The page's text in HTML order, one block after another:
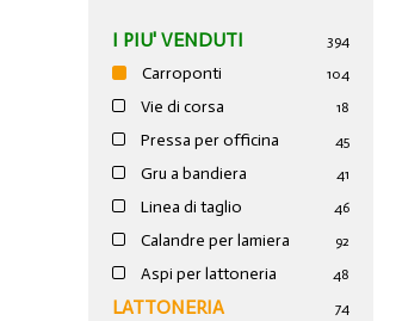
I PIU' VENDUTI 394
Carroponti 104
Vie di corsa 18
Pressa per officina 45
Gru a bandiera 41
Linea di taglio 46
Calandre per lamiera 92
Aspi per lattoneria 48
LATTONERIA 74